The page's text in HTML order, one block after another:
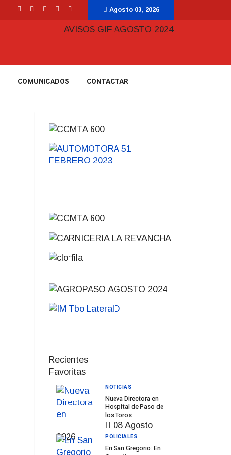
Agosto 09, 2026
COMUNICADOS CONTACTAR
Recientes
Favoritas
Nueva Directora en
Hospital de Paso de
los Toros
08 Agosto
2026
NOTICIAS
En San Gregorio: En
POLICIALES